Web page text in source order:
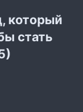
который
стать